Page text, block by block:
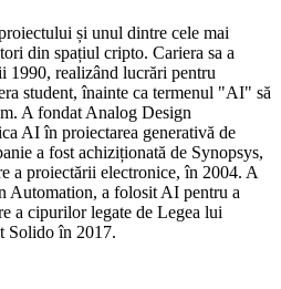
și unul dintre cele mai
din spațiul cripto. Cariera sa a
1990, realizând lucrări pentru
student, înainte ca termenul "AI" să
A fondat Analog Design
AI în proiectarea generativă de
a fost achiziționată de Synopsys,
a proiectării electronice, în 2004. A
Automation, a folosit AI pentru a
a cipurilor legate de Legea lui
Solido în 2017.